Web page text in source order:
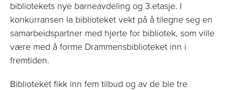
bibliotekets nye barneavdeling og 3.etasje. I
konkurransen la biblioteket vekt på å tilegne seg en
samarbeidspartner med hjerte for bibliotek, som ville
være med å forme Drammensbiblioteket inn i
fremtiden.
Biblioteket fikk inn fem tilbud og av de ble tre